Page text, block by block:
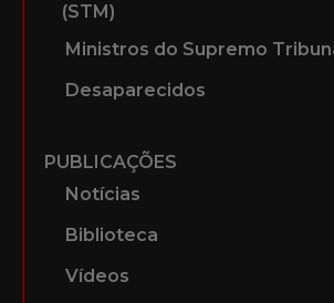
(STM)
Ministros do Supremo
Desaparecidos
PUBLICAÇÕES
Notícias
Biblioteca
Vídeos